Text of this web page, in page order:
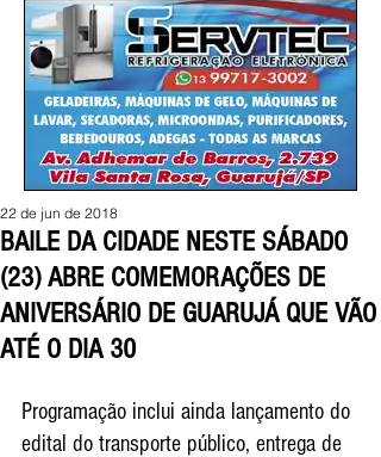
BAILE DA CIDADE NESTE SÁBADO
(23) ABRE COMEMORAÇÕES DE
ANIVERSÁRIO DE GUARUJÁ QUE VÃO
ATÉ O DIA 30
22 de jun de 2018
Programação inclui ainda lançamento do
edital do transporte público, entrega de